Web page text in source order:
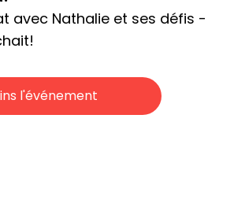
avec Nathalie et ses défis -
l'événement